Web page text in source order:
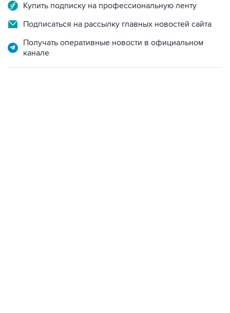
Купить подписку на профессиональную ленту
Подписаться на рассылку главных новостей сайта
Получать оперативные новости в официальном
канале